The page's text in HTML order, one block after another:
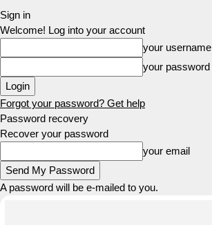
Sign in
Welcome! Log into your account
your username
your password
Forgot your password? Get help
Password recovery
Recover your password
your email
A password will be e-mailed to you.